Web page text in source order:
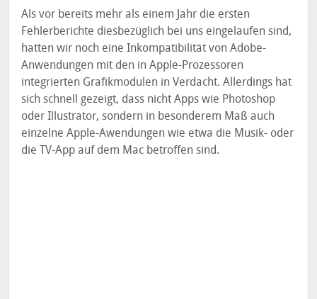
Als vor bereits mehr als einem Jahr die ersten
Fehlerberichte diesbezüglich bei uns eingelaufen sind,
hatten wir noch eine Inkompatibilität von Adobe-
Anwendungen mit den in Apple-Prozessoren
integrierten Grafikmodulen in Verdacht. Allerdings hat
sich schnell gezeigt, dass nicht Apps wie Photoshop
oder Illustrator, sondern in besonderem Maß auch
einzelne Apple-Awendungen wie etwa die Musik- oder
die TV-App auf dem Mac betroffen sind.